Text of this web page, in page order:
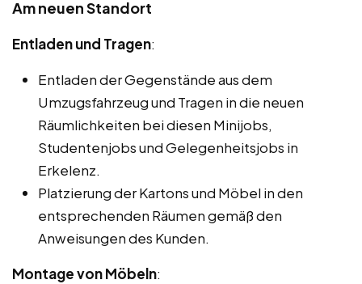
Am neuen Standort
Entladen und Tragen:
Entladen der Gegenstände aus dem
Umzugsfahrzeug und Tragen in die neuen
Räumlichkeiten bei diesen Minijobs,
Studentenjobs und Gelegenheitsjobs in
Erkelenz.
Platzierung der Kartons und Möbel in den
entsprechenden Räumen gemäß den
Anweisungen des Kunden.
Montage von Möbeln: